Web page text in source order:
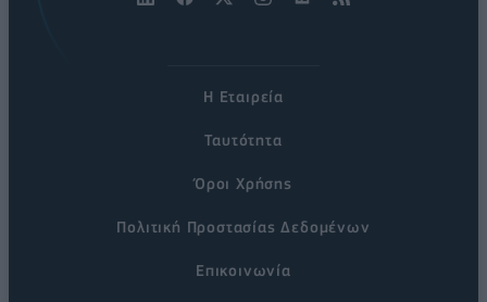
Η Εταιρεία
Ταυτότητα
Όροι Χρήσης
Πολιτική Προστασίας Δεδομένων
Επικοινωνία